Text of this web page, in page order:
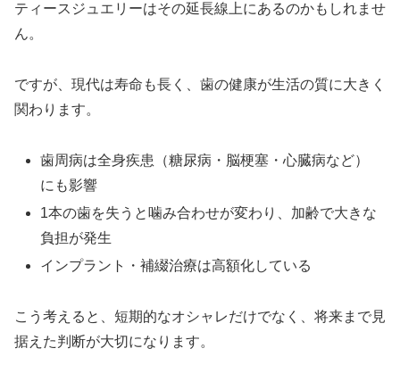
ティースジュエリーはその延長線上にあるのかもしれませ
ん。
ですが、現代は寿命も長く、歯の健康が生活の質に大きく
関わります。
歯周病は全身疾患（糖尿病・脳梗塞・心臓病など）
にも影響
1本の歯を失うと噛み合わせが変わり、加齢で大きな
負担が発生
インプラント・補綴治療は高額化している
こう考えると、短期的なオシャレだけでなく、将来まで見
据えた判断が大切になります。